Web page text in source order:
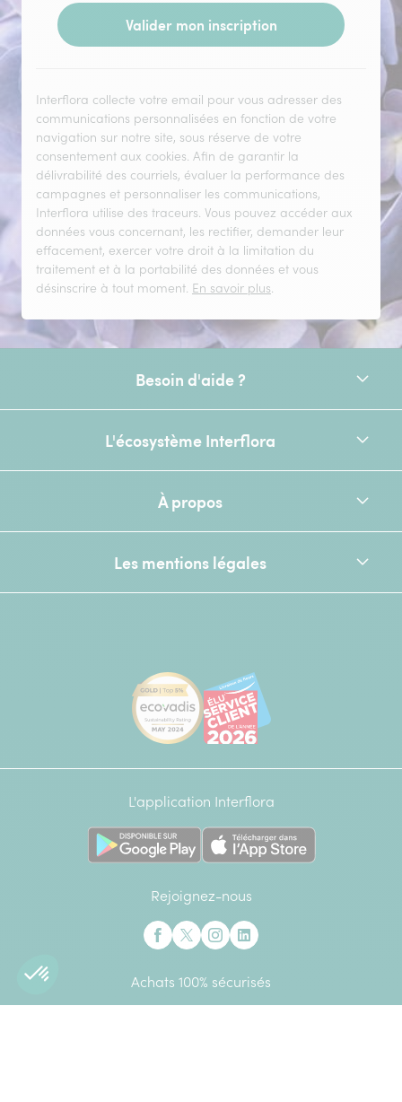
Valider mon inscription
Interflora collecte votre email pour vous adresser des
communications personnalisées en fonction de votre
navigation sur notre site, sous réserve de votre
consentement aux cookies. Afin de garantir la
délivrabilité des courriels, évaluer la performance des
campagnes et personnaliser les communications,
Interflora utilise des traceurs. Vous pouvez accéder aux
données vous concernant, les rectifier, demander leur
effacement, exercer votre droit à la limitation du
traitement et à la portabilité des données et vous
désinscrire à tout moment. En savoir plus.
Besoin d'aide ?
L'écosystème Interflora
À propos
Les mentions légales
[Ecovadis Gold Badge - Top 5%
L'application Interflora
Rejoignez-nous
Achats 100% sécurisés